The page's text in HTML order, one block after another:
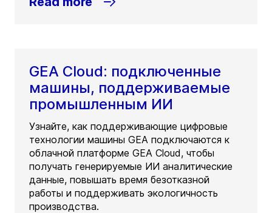
GEA Cloud: подключенные
машины, поддерживаемые
промышленным ИИ
Узнайте, как поддерживающие цифровые
технологии машины GEA подключаются к
облачной платформе GEA Cloud, чтобы
получать генерируемые ИИ аналитические
данные, повышать время безотказной
работы и поддерживать экологичность
производства.